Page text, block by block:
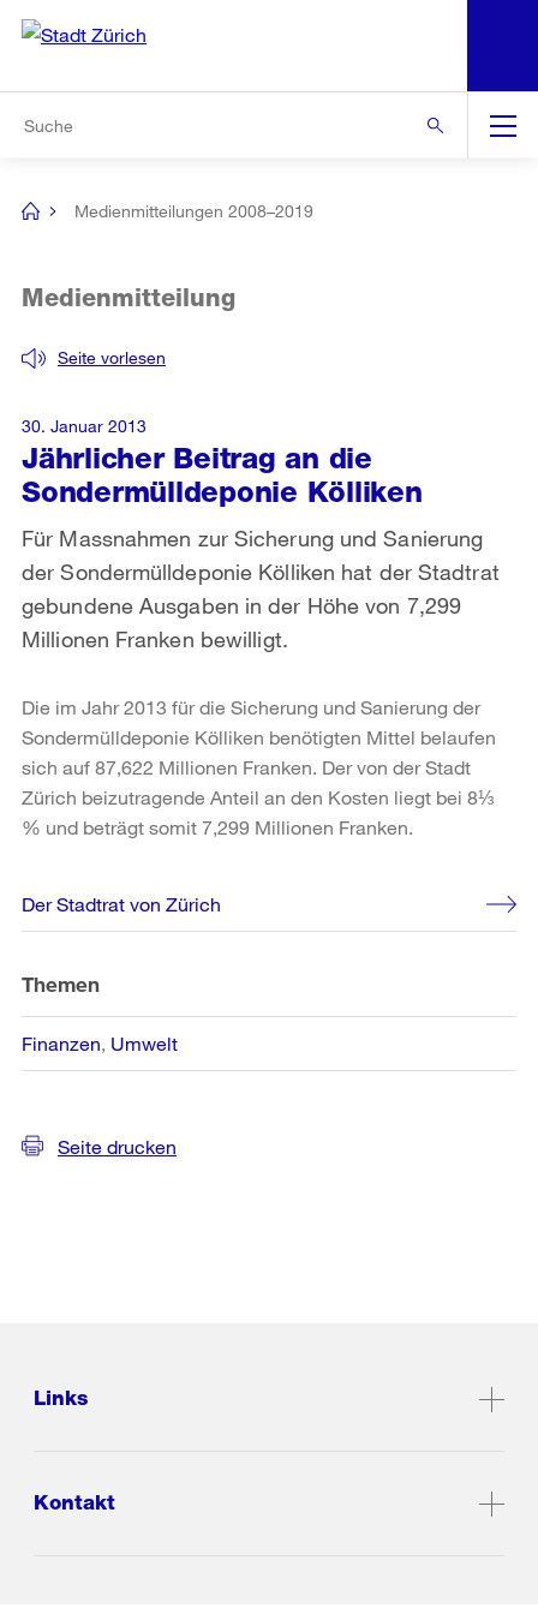
Navigation
[no
Medienmitteilungen 2008–2019
Jährlicher Beitrag an die
Sondermülldeponie Kölliken
Seite vorlesen
Medienmitteilung
Für Massnahmen zur Sicherung und Sanierung
der Sondermülldeponie Kölliken hat der Stadtrat
gebundene Ausgaben in der Höhe von 7,299
Millionen Franken bewilligt.
30. Januar 2013
Die im Jahr 2013 für die Sicherung und Sanierung der
Sondermülldeponie Kölliken benötigten Mittel belaufen
sich auf 87,622 Millionen Franken. Der von der Stadt
Zürich beizutragende Anteil an den Kosten liegt bei 8⅓
% und beträgt somit 7,299 Millionen Franken.
Weitere
Informationen
Der Stadtrat von Zürich
Themen
Finanzen Umwelt
Seite drucken
Links
Kontakt